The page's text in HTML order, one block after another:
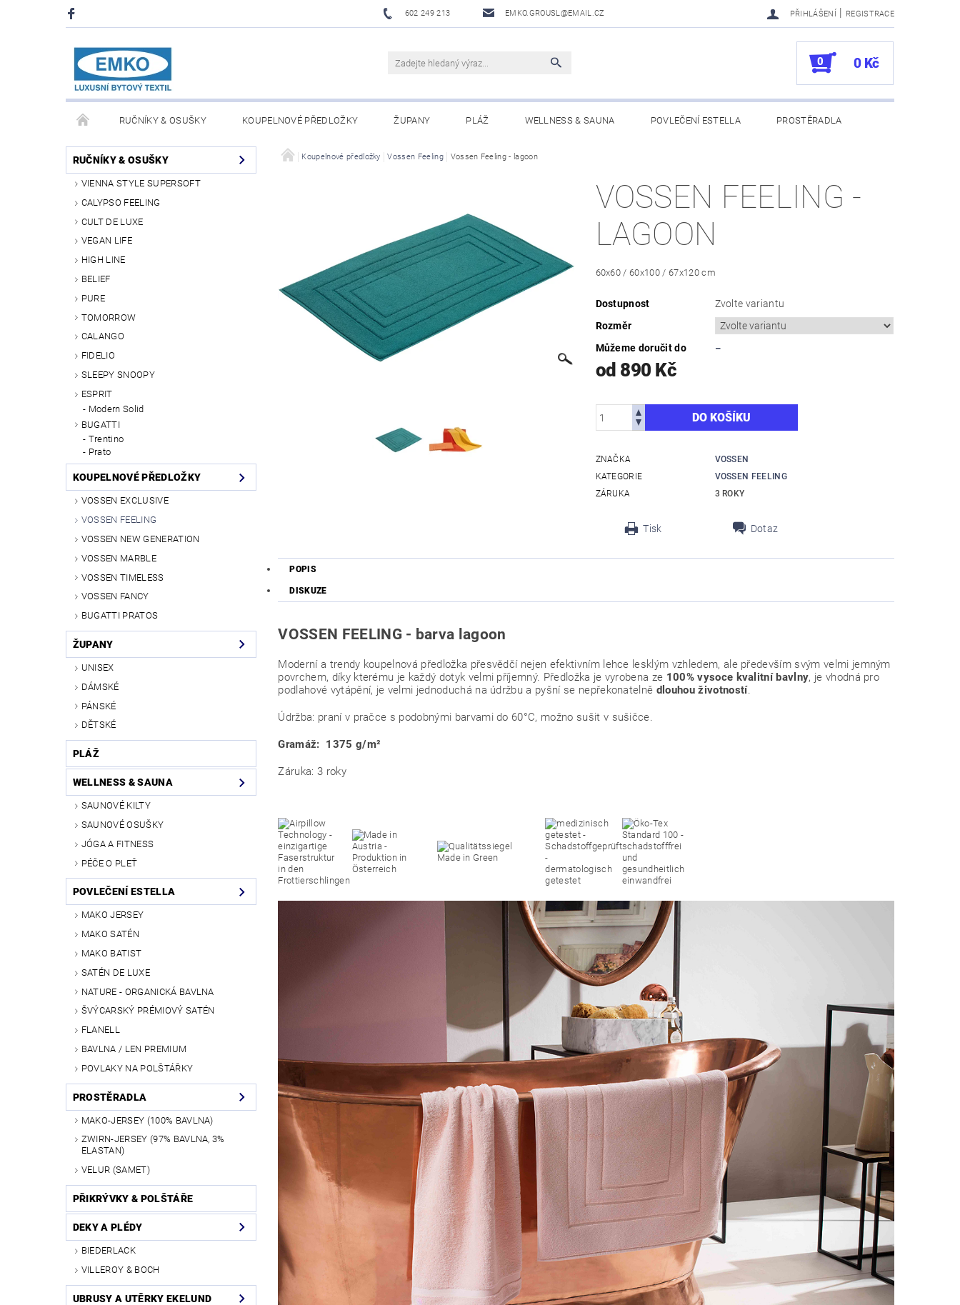
602 249 213 EMKO.GROUSL@EMAIL.CZ PŘIHLÁŠENÍ | REGISTRACE
0 0 Kč
RUČNÍKY & OSUŠKY KOUPELNOVÉ PŘEDLOŽKY ŽUPANY PLÁŽ WELLNESS & SAUNA POVLEČENÍ ESTELLA PROSTĚRADLA
PŘIKRÝVKY & POLŠTÁŘE DEKY A PLÉDY UBRUSY A UTĚRKY EKELUND DĚTI
RUČNÍKY & OSUŠKY
VIENNA STYLE SUPERSOFT
CALYPSO FEELING
CULT DE LUXE
VEGAN LIFE
HIGH LINE
BELIEF
PURE
TOMORROW
CALANGO
FIDELIO
SLEEPY SNOOPY
ESPRIT
Modern Solid
BUGATTI
Trentino
Prato
KOUPELNOVÉ PŘEDLOŽKY
VOSSEN EXCLUSIVE
VOSSEN FEELING
VOSSEN NEW GENERATION
VOSSEN MARBLE
VOSSEN TIMELESS
VOSSEN FANCY
BUGATTI PRATOS
ŽUPANY
UNISEX
DÁMSKÉ
PÁNSKÉ
DĚTSKÉ
PLÁŽ
WELLNESS & SAUNA
SAUNOVÉ KILTY
SAUNOVÉ OSUŠKY
JÓGA A FITNESS
PÉČE O PLEŤ
POVLEČENÍ ESTELLA
MAKO JERSEY
MAKO SATÉN
MAKO BATIST
SATÉN DE LUXE
NATURE - ORGANICKÁ BAVLNA
ŠVÝCARSKÝ PRÉMIOVÝ SATÉN
FLANELL
BAVLNA / LEN PREMIUM
POVLAKY NA POLŠTÁŘKY
PROSTĚRADLA
MAKO-JERSEY (100% BAVLNA)
ZWIRN-JERSEY (97% BAVLNA, 3%
ELASTAN)
VELUR (SAMET)
PŘIKRÝVKY & POLŠTÁŘE
DEKY A PLÉDY
BIEDERLACK
VILLEROY & BOCH
UBRUSY A UTĚRKY EKELUND
Koupelnové předložky Vossen Feeling Vossen Feeling - lagoon
VOSSEN FEELING -
LAGOON
60x60 / 60x100 / 67x120 cm
Dostupnost
Zvolte variantu
Rozměr
Můžeme doručit do
–
od 890 Kč
ZNAČKA
VOSSEN
KATEGORIE
VOSSEN FEELING
ZÁRUKA
3 ROKY
Tisk Dotaz
POPIS
DISKUZE
VOSSEN FEELING - barva lagoon
Moderní a trendy koupelnová předložka přesvědčí nejen efektivním lehce lesklým vzhledem, ale především svým velmi jemným
povrchem, díky kterému je každý dotyk velmi příjemný. Předložka je vyrobena ze 100% vysoce kvalitní bavlny, je vhodná pro
podlahové vytápění, je velmi jednoduchá na údržbu a pyšní se nepřekonatelně dlouhou životností.
Údržba: praní v pračce s podobnými barvami do 60°C, možno sušit v sušičce.
Gramáž: 1375 g/m²
Záruka: 3 roky